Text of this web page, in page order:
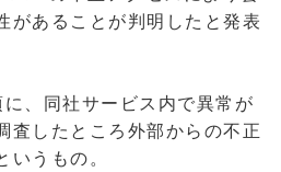
があることが判明したと発表
、同社サービス内で異常が
査したところ外部からの不正
うもの。